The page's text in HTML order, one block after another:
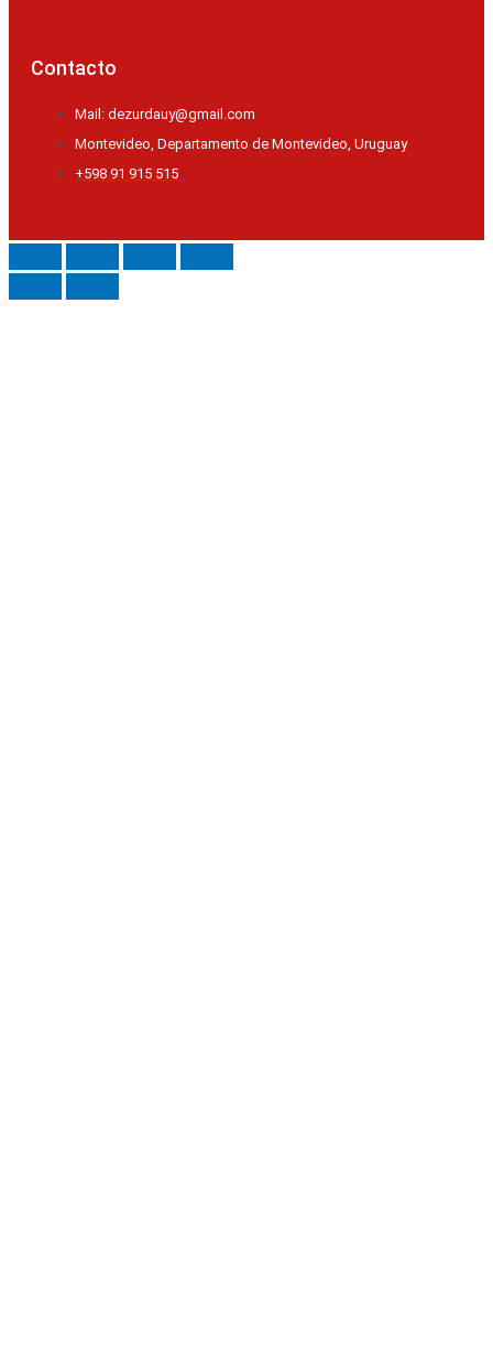
Contacto
Mail: dezurdauy@gmail.com
Montevideo, Departamento de Montevideo, Uruguay
+598 91 915 515